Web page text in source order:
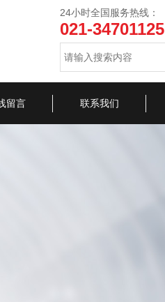
24小时全国服务热线：
021-
留言 联系我们